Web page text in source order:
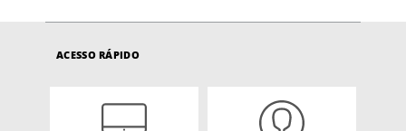
ACESSO RÁPIDO